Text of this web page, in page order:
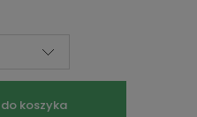
koszyka